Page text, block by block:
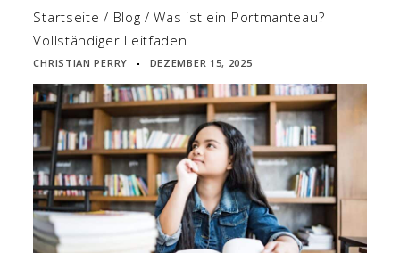
Startseite / Blog /Was ist ein Portmanteau?
Vollständiger Leitfaden
CHRISTIAN PERRY ▪ DEZEMBER 15, 2025